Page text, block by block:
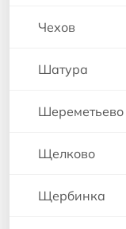
Чехов
Шатура
Шереметьево
Щелково
Щербинка